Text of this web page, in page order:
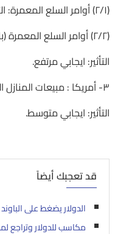
(٢/١) أوامر السلع المعمرة: التوقع ارتفاع (٠.١٠℅) من السابقة (٠.٠٠℅).
(٢/٢) أوامر السلع المعمرة (باستثناء وسائل النقل): التوقع ارتفاع (٠.٢٠℅) أفضل من السابقة (-٠.٤٠℅).
التأثير: ايجابي مرتفع.
٣- أمريكا : مبيعات المنازل المعلقة (شهري سبتمبر): التوقع ارتفاع (+١.٢٠℅) من السابقة (-٢.٤٠℅) سنتابع القراءة السنوية.
التأثير: ايجابي متوسط.
قد تعجبك أيضاً
الدولار يضغط على
مكاسب للدولار وتراجع